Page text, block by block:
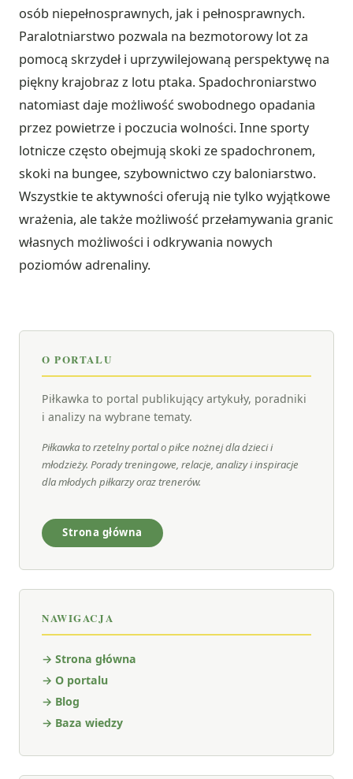
osób niepełnosprawnych, jak i pełnosprawnych.
Paralotniarstwo pozwala na bezmotorowy lot za
pomocą skrzydeł i uprzywilejowaną perspektywę na
piękny krajobraz z lotu ptaka. Spadochroniarstwo
natomiast daje możliwość swobodnego opadania
przez powietrze i poczucia wolności. Inne sporty
lotnicze często obejmują skoki ze spadochronem,
skoki na bungee, szybownictwo czy baloniarstwo.
Wszystkie te aktywności oferują nie tylko wyjątkowe
wrażenia, ale także możliwość przełamywania granic
własnych możliwości i odkrywania nowych
poziomów adrenaliny.
O PORTALU
Piłkawka to portal publikujący artykuły, poradniki
i analizy na wybrane tematy.
Piłkawka to rzetelny portal o piłce nożnej dla dzieci i
młodzieży. Porady treningowe, relacje, analizy i inspiracje
dla młodych piłkarzy oraz trenerów.
Strona główna
NAWIGACJA
→ Strona główna
→ O portalu
→ Blog
→ Baza wiedzy